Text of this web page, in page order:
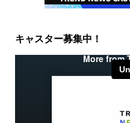
キャスター募集中！